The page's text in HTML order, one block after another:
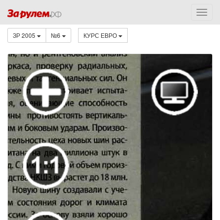
ЗР 2005 №6 КУРС ЕВРО